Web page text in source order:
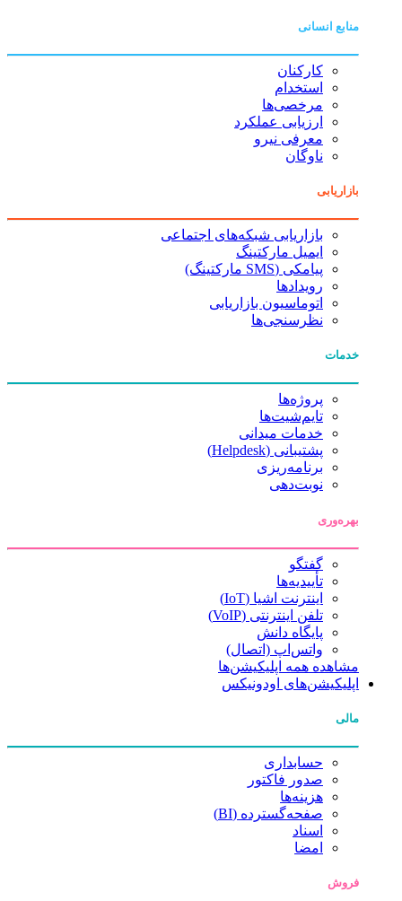
منابع انسانی
کارکنان
استخدام
مرخصی‌ها
ارزیابی عملکرد
معرفی نیرو
ناوگان
بازاریابی
بازاریابی شبکه‌های اجتماعی
ایمیل مارکتینگ
پیامکی (SMS مارکتینگ)
رویدادها
اتوماسیون بازاریابی
نظرسنجی‌ها
خدمات
پروژه‌ها
تایم‌شیت‌ها
خدمات میدانی
پشتیبانی (Helpdesk)
برنامه‌ریزی
نوبت‌دهی
بهره‌وری
گفتگو
تأییدیه‌ها
اینترنت اشیا (IoT)
تلفن اینترنتی (VoIP)
پایگاه دانش
واتس‌اپ (اتصال)
مشاهده همه اپلیکیشن‌ها
اپلیکیشن‌های اودونیکس
مالی
حسابداری
صدور فاکتور
هزینه‌ها
صفحه‌گسترده (BI)
اسناد
امضا
فروش